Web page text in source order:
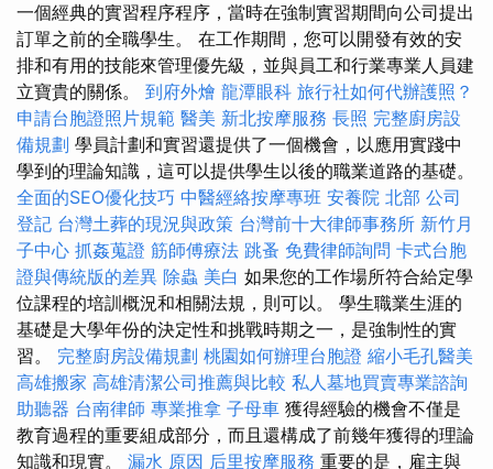
一個經典的實習程序程序，當時在強制實習期間向公司提出
訂單之前的全職學生。 在工作期間，您可以開發有效的安
排和有用的技能來管理優先級，並與員工和行業專業人員建
立寶貴的關係。 到府外燴 龍潭眼科 旅行社如何代辦護照？
申請台胞證照片規範 醫美 新北按摩服務 長照 完整廚房設
備規劃 學員計劃和實習還提供了一個機會，以應用實踐中
學到的理論知識，這可以提供學生以後的職業道路的基礎。
全面的SEO優化技巧 中醫經絡按摩專班 安養院 北部 公司
登記 台灣土葬的現況與政策 台灣前十大律師事務所 新竹月
子中心 抓姦蒐證 筋師傅療法 跳蚤 免費律師詢問 卡式台胞
證與傳統版的差異 除蟲 美白 如果您的工作場所符合給定學
位課程的培訓概況和相關法規，則可以。 學生職業生涯的
基礎是大學年份的決定性和挑戰時期之一，是強制性的實
習。 完整廚房設備規劃 桃園如何辦理台胞證 縮小毛孔醫美
高雄搬家 高雄清潔公司推薦與比較 私人墓地買賣專業諮詢
助聽器 台南律師 專業推拿 子母車 獲得經驗的機會不僅是
教育過程的重要組成部分，而且還構成了前幾年獲得的理論
知識和現實。 漏水 原因 后里按摩服務 重要的是，雇主與